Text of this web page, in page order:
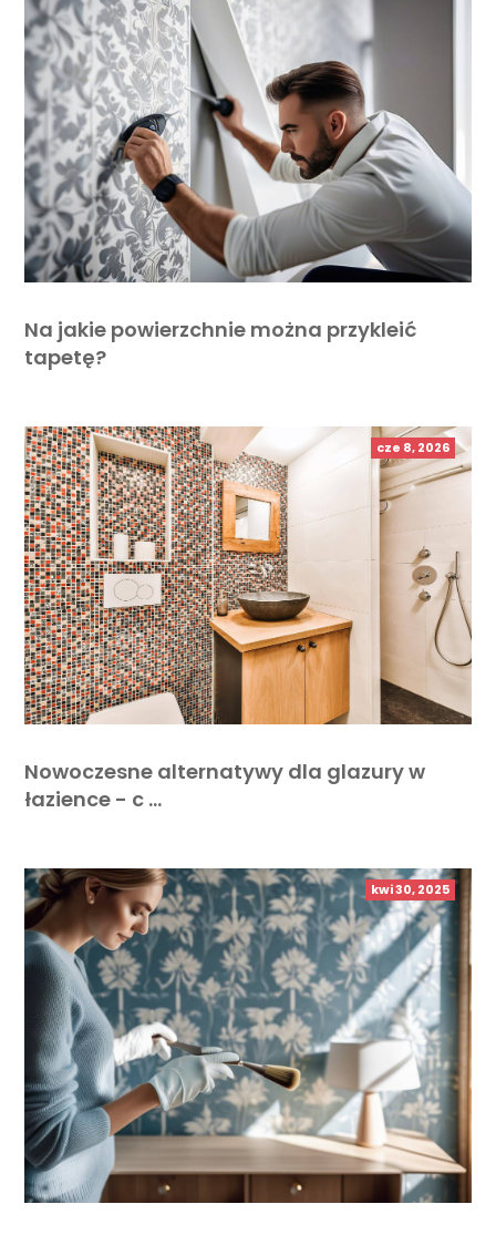
Na jakie powierzchnie można przykleić
tapetę?
cze 8, 2026
Nowoczesne alternatywy dla glazury w
łazience - c …
kwi 30, 2025